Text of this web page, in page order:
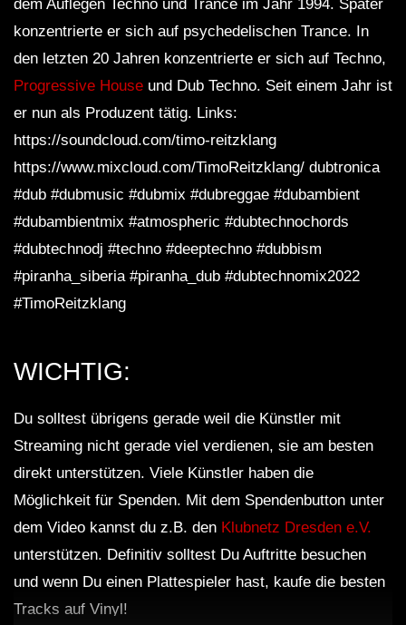
dem Auflegen Techno und Trance im Jahr 1994. Später
konzentrierte er sich auf psychedelischen Trance. In
den letzten 20 Jahren konzentrierte er sich auf Techno,
Progressive House und Dub Techno. Seit einem Jahr ist
er nun als Produzent tätig. Links:
https://soundcloud.com/timo-reitzklang
https://www.mixcloud.com/TimoReitzklang/ dubtronica
#dub #dubmusic #dubmix #dubreggae #dubambient
#dubambientmix #atmospheric #dubtechnochords
#dubtechnodj #techno #deeptechno #dubbism
#piranha_siberia #piranha_dub #dubtechnomix2022
#TimoReitzklang
WICHTIG:
Du solltest übrigens gerade weil die Künstler mit
Streaming nicht gerade viel verdienen, sie am besten
direkt unterstützen. Viele Künstler haben die
Möglichkeit für Spenden. Mit dem Spendenbutton unter
dem Video kannst du z.B. den Klubnetz Dresden e.V.
unterstützen. Definitiv solltest Du Auftritte besuchen
und wenn Du einen Plattespieler hast, kaufe die besten
Tracks auf Vinyl!